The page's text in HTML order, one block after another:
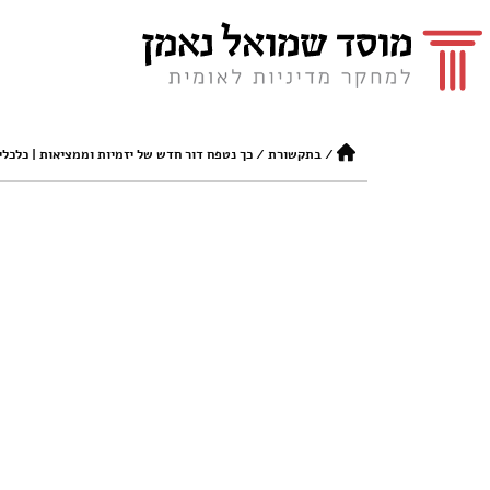
/בתקשורת /כך נטפח דור חדש של יזמיות וממציאות |